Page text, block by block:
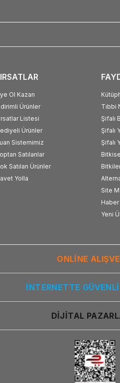
Ol Kazan
Ürünler
Listesi
Ürünler
Sistemimiz
Satılanlar
Satılan Ürünler
Yolla
Tıbbi
Şifalı
Şifalı
Şifalı
Site
Haber
Yeni
ONLİNE
İNTERNETTE
DİJİTAL